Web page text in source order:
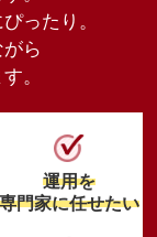
ったり。
ら
。
運用を
専門家に任せたい